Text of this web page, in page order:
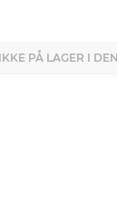
IKKE PÅ LAGER I